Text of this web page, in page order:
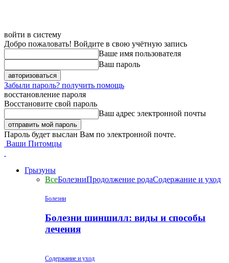
войти в систему
Добро пожаловать! Войдите в свою учётную запись
Ваше имя пользователя
Ваш пароль
Забыли пароль? получить помощь
восстановление пароля
Восстановите свой пароль
Ваш адрес электронной почты
Пароль будет выслан Вам по электронной почте.
Ваши Питомцы
Грызуны
ВсеБолезниПродолжение родаСодержание и уход
Болезни
Болезни шиншилл: виды и способы
лечения
Содержание и уход